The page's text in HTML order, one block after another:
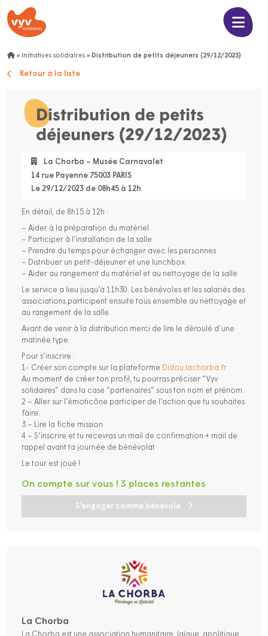
» Initiatives solidaires » Distribution de petits déjeuners (29/12/2023)
Retour à la liste
Distribution de petits
déjeuners (29/12/2023)
La Chorba – Musée Carnavalet
14 rue Payenne 75003 PARIS
Le 29/12/2023 de 08h45 à 12h
En détail, de 8h15 à 12h :
– Aider à la préparation du matériel
– Participer à l’installation de la salle
– Prendre du temps pour échanger avec les personnes
– Distribuer un petit-déjeuner et une lunchbox
– Aider au rangement du matériel et au nettoyage de la salle
Le service a lieu jusqu’à 11h30. Les bénévoles et les salariés des
associations participent ensuite tous ensemble au nettoyage et
au rangement de la salle.
Avant de venir à la distribution merci de lire le déroulé d’une
matinée type.
Pour s’inscrire :
1- Créer son compte sur la plateforme Didou.lachorba.fr
Au moment de créer ton profil, tu pourras préciser “Vyv
solidaires” dans la case “partenaires” sous ton nom et prénom.
2 – Aller sur l’émoticône participer de l’action que tu souhaites
faire.
3 – Lire la fiche mission
4 – S’inscrire et tu recevras un mail de confirmation + mail de
rappel avant ta journée de bénévolat
Le tour est joué !
S'engager comme bénévole
On compte sur vous ! 3 places restantes
La Chorba
La Chorba est une association humanitaire, laïque, apolitique,